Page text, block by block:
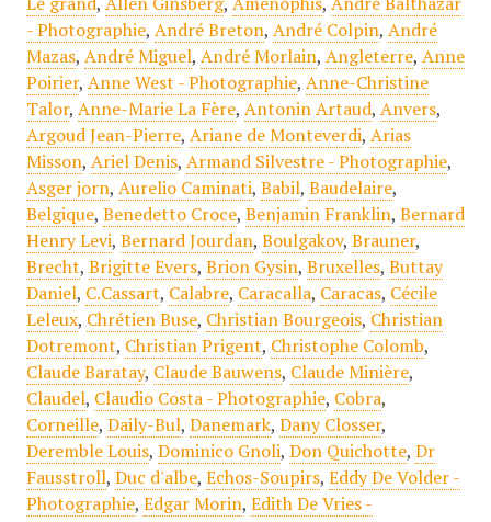
- Photographie, André Breton, André Colpin, André
Mazas, André Miguel, André Morlain, Angleterre, Anne
Poirier, Anne West - Photographie, Anne-Christine
Talor, Anne-Marie La Fère, Antonin Artaud, Anvers,
Argoud Jean-Pierre, Ariane de Monteverdi, Arias
Misson, Ariel Denis, Armand Silvestre - Photographie,
Asger jorn, Aurelio Caminati, Babil, Baudelaire,
Belgique, Benedetto Croce, Benjamin Franklin, Bernard
Henry Levi, Bernard Jourdan, Boulgakov, Brauner,
Brecht, Brigitte Evers, Brion Gysin, Bruxelles, Buttay
Daniel, C.Cassart, Calabre, Caracalla, Caracas, Cécile
Leleux, Chrétien Buse, Christian Bourgeois, Christian
Dotremont, Christian Prigent, Christophe Colomb,
Claude Baratay, Claude Bauwens, Claude Minière,
Claudel, Claudio Costa - Photographie, Cobra,
Corneille, Daily-Bul, Danemark, Dany Closser,
Deremble Louis, Dominico Gnoli, Don Quichotte, Dr
Fausstroll, Duc d'albe, Echos-Soupirs, Eddy De Volder -
Photographie, Edgar Morin, Edith De Vries -